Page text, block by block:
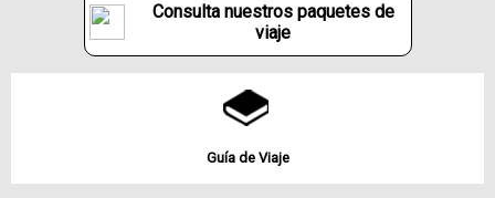
Consulta nuestros paquetes de
viaje
Guía de Viaje